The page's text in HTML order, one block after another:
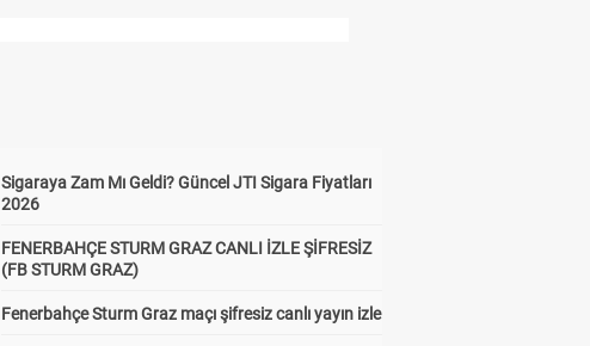
Sigaraya Zam Mı Geldi? Güncel JTI Sigara Fiyatları
2026
FENERBAHÇE STURM GRAZ CANLI İZLE ŞİFRESİZ
(FB STURM GRAZ)
Fenerbahçe Sturm Graz maçı şifresiz canlı yayın izle